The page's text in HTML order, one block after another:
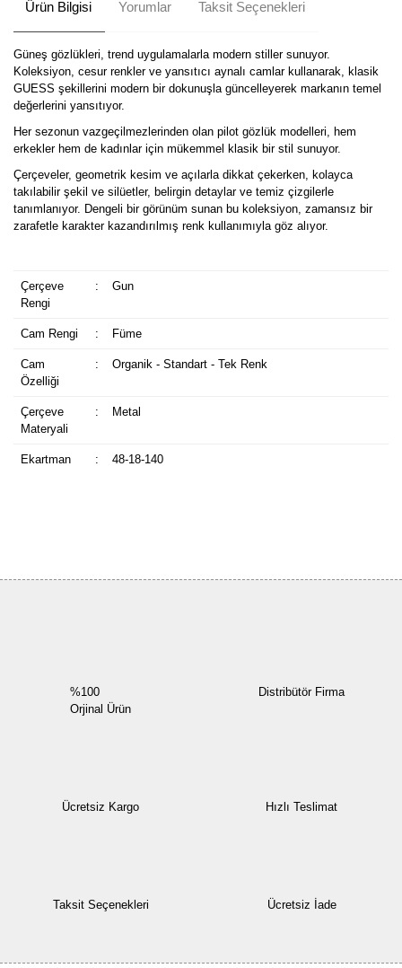
Ürün Bilgisi Yorumlar Taksit Seçenekleri
Güneş gözlükleri, trend uygulamalarla modern stiller sunuyor.
Koleksiyon, cesur renkler ve yansıtıcı aynalı camlar kullanarak, klasik
GUESS şekillerini modern bir dokunuşla güncelleyerek markanın temel
değerlerini yansıtıyor.
Her sezonun vazgeçilmezlerinden olan pilot gözlük modelleri, hem
erkekler hem de kadınlar için mükemmel klasik bir stil sunuyor.
Çerçeveler, geometrik kesim ve açılarla dikkat çekerken, kolayca
takılabilir şekil ve silüetler, belirgin detaylar ve temiz çizgilerle
tanımlanıyor. Dengeli bir görünüm sunan bu koleksiyon, zamansız bir
zarafetle karakter kazandırılmış renk kullanımıyla göz alıyor.
Çerçeve
Rengi
: Gun
Cam Rengi : Füme
Cam
Özelliği
: Organik - Standart - Tek Renk
Çerçeve
Materyali
: Metal
Ekartman : 48-18-140
%100
Orjinal Ürün
Distribütör Firma
Ücretsiz Kargo Hızlı Teslimat
Taksit Seçenekleri Ücretsiz İade